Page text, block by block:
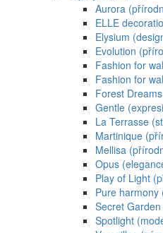
Aurora
ELLE
Elysium
Evolution
Fashion for
Fashion for
Forest
Gentle
La Terrasse
Martinique
Mellisa
Opus
Play of Light
Pure harmony
Secret
Spotlight